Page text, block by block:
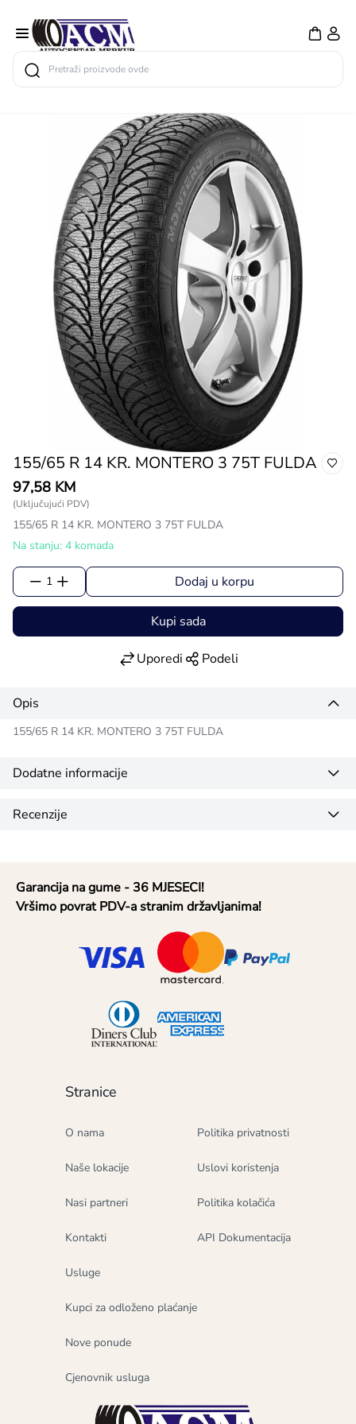
Search
155/65 R 14 KR. MONTERO 3 75T FULDA
97,58 KM
(Uključujući PDV)
155/65 R 14 KR. MONTERO 3 75T FULDA
Na stanju: 4 komada
1 Dodaj u korpu
Kupi sada
Uporedi Podeli
Opis
155/65 R 14 KR. MONTERO 3 75T FULDA
Dodatne informacije
Recenzije
Stranice
O nama
Naše lokacije
Nasi partneri
Kontakti
Usluge
Kupci za odloženo plaćanje
Nove ponude
Cjenovnik usluga
Politika privatnosti
Uslovi koristenja
Politika kolačića
API Dokumentacija
Garancija na gume - 36 MJESECI!
Vršimo povrat PDV-a stranim državljanima!